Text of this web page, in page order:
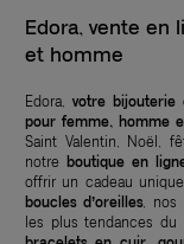
Edora, vente
et homme
Edora, votre bijouterie
pour femme, homme
Saint Valentin, Noël,
notre boutique en
offrir un cadeau
boucles d’oreilles, nos
les plus tendances